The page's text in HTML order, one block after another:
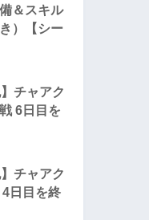
＆スキル
）【シー
チャアク
6日目を
チャアク
4日目を終